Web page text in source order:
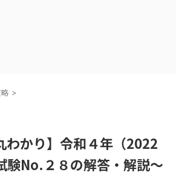
>
わかり】令和４年（2022
験No.２８の解答・解説～